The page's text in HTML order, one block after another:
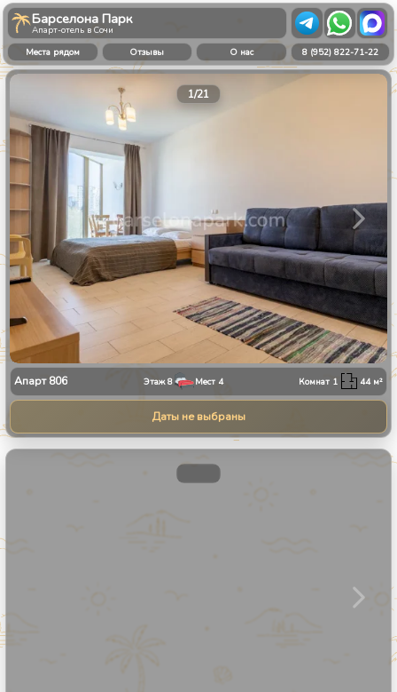
Барселона Парк
Апарт-отель в Сочи
Места рядом
Отзывы О нас 8 (952) 822-71-22
1/21
Апарт806 Этаж8 Мест 4 Комнат 1 44м²
Даты не выбраны